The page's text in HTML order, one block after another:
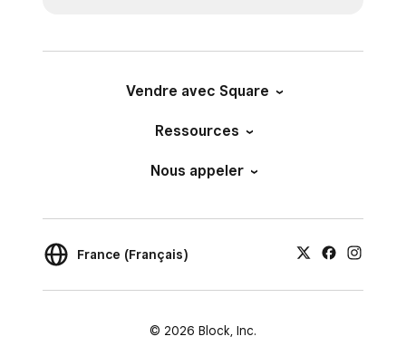
Vendre avec Square
Ressources
Nous appeler
France (Français)
© 2026 Block, Inc.